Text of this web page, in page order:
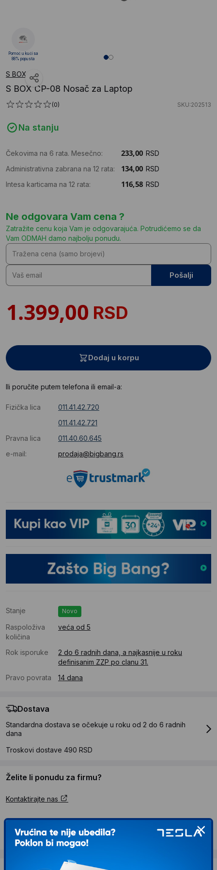
S BOX
S BOX CP-08 Nosač za Laptop
(0) SKU:202513
Na stanju
Čekovima na 6 rata. Mesečno:
RSD
Administrativna zabrana na 12 rata:
RSD
Intesa karticama na 12 rata:
RSD
Ne odgovara Vam cena ?
Zatražite cenu koja Vam je odgovarajuća. Potrudićemo se da
Vam ODMAH damo najbolju ponudu.
Pošalji
RSD
Dodaj u korpu
Ili poručite putem telefona ili email-a:
Fizička lica
011.41.42.720
011.41.42.721
Pravna lica
011.40.60.645
e-mail:
prodaja@bigbang.rs
Stanje Novo
Raspoloživa
količina
veća od 5
Rok isporuke
2 do 6 radnih dana, a najkasnije u roku
definisanim ZZP po clanu 31.
Pravo povrata
14 dana
Dostava
Standardna dostava se očekuje u roku od 2 do 6 radnih
dana
Troskovi dostave 490 RSD
Želite li ponudu za firmu?
Kontaktirajte nas
Pomoć u kući sa
88% popusta
Opis proizvoda S BOX CP-08 Nosač za
Laptop